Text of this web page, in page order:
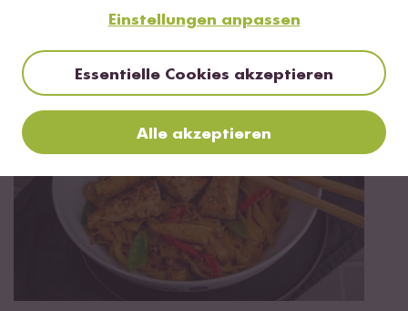
Einstellungen anpassen
Essentielle Cookies akzeptieren
Alle akzeptieren